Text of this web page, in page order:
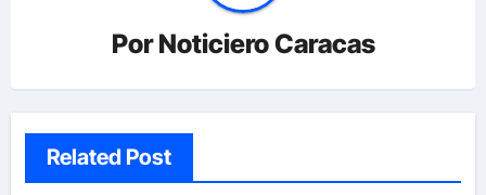
PorNoticiero Caracas
Related Post